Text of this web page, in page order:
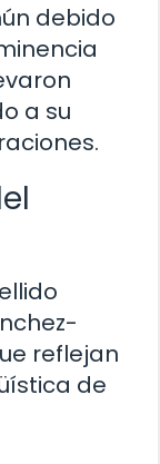
debido
a su
reflejan
de